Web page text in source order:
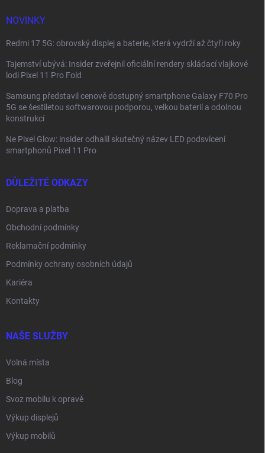
NOVINKY
Redmi 17 5G: obrovský displej a baterie, která vydrží až čtyři roky
Tajemství ubývá: Insider zveřejnil oficiální rendery skládací vlajkové
lodi Pixel 11 Pro Fold
Samsung představil cenově dostupný smartphone Galaxy F70 Pro
5G se šestiletou softwarovou podporou, velkou baterií a odolnou
konstrukcí
Ne Pixel Glow: insider odhalil skutečný název LED podsvícení
smartphonů Pixel 11 Pro
DŮLEŽITÉ ODKAZY
Doprava a platba
Obchodní podmínky
Reklamační podmínky
Podmínky ochrany osobních údajů
Kariéra
Kontakty
NAŠE SLUŽBY
Volná místa
Blog
Svoz mobilu k opravě
Výkup displejů
Výkup mobilů